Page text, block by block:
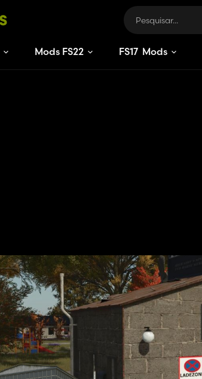
Mods FS22 FS17 Mods